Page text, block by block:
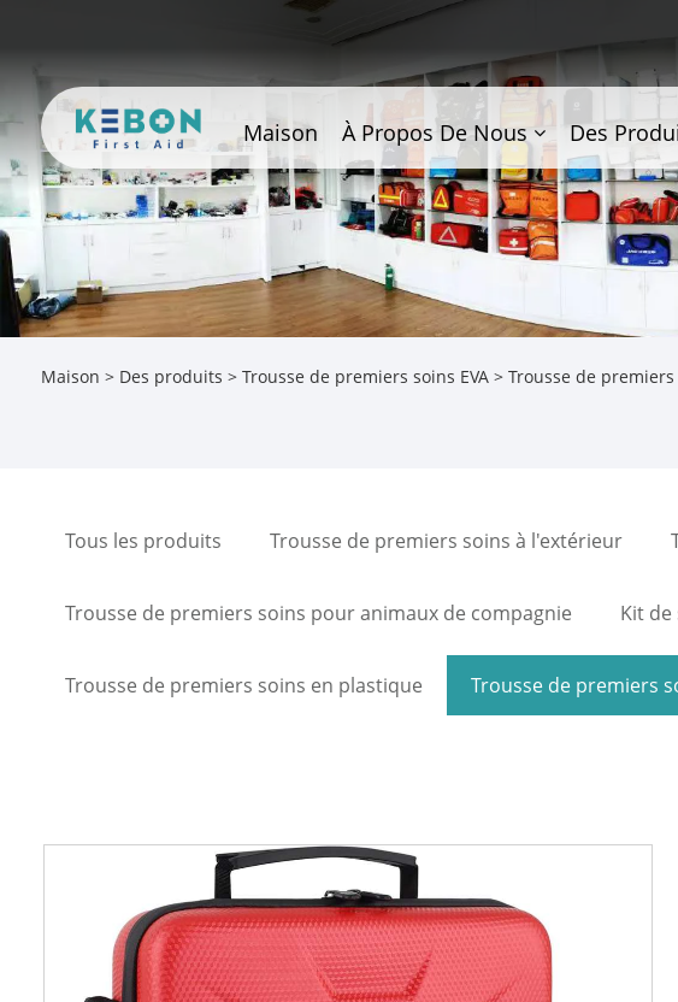
Maison À Propos De Nous Des
Maison > Des produits > Trousse de premiers soins EVA> Trousse de
Tous les produits Trousse de premiers soins à l'extérieur
Trousse de premiers soins pour animaux de compagnie Kit
Trousse de premiers soins en plastique Trousse de premiers